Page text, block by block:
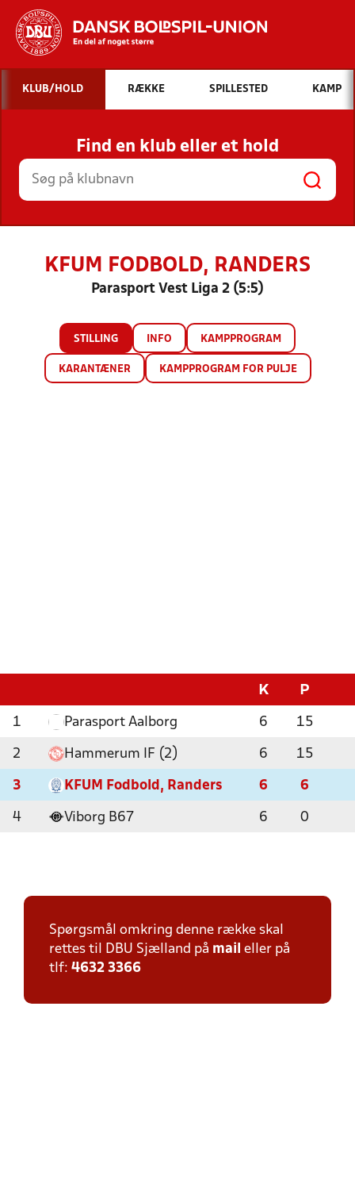
Hvad vil du søge efter?
INDHOLD OG NYHEDER
STILLINGER, RESULTATER, KLUBBER OG
HOLD
KLUB/HOLD RÆKKE SPILLESTED KAMP
Find en klub eller et hold
KFUM FODBOLD, RANDERS
Parasport Vest Liga 2 (5:5)
STILLING INFO KAMPPROGRAM
KARANTÆNER KAMPPROGRAM FOR PULJE
K P
1 Parasport Aalborg 6 15
2 Hammerum IF (2) 6 15
3 KFUM Fodbold, Randers 6 6
4 Viborg B67 6 0
Spørgsmål omkring denne række skal
rettes til DBU Sjælland på mail eller på
tlf: 4632 3366